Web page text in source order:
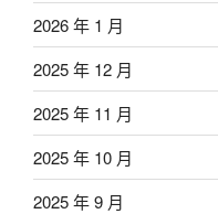
2026 年 1 月
2025 年 12 月
2025 年 11 月
2025 年 10 月
2025 年 9 月